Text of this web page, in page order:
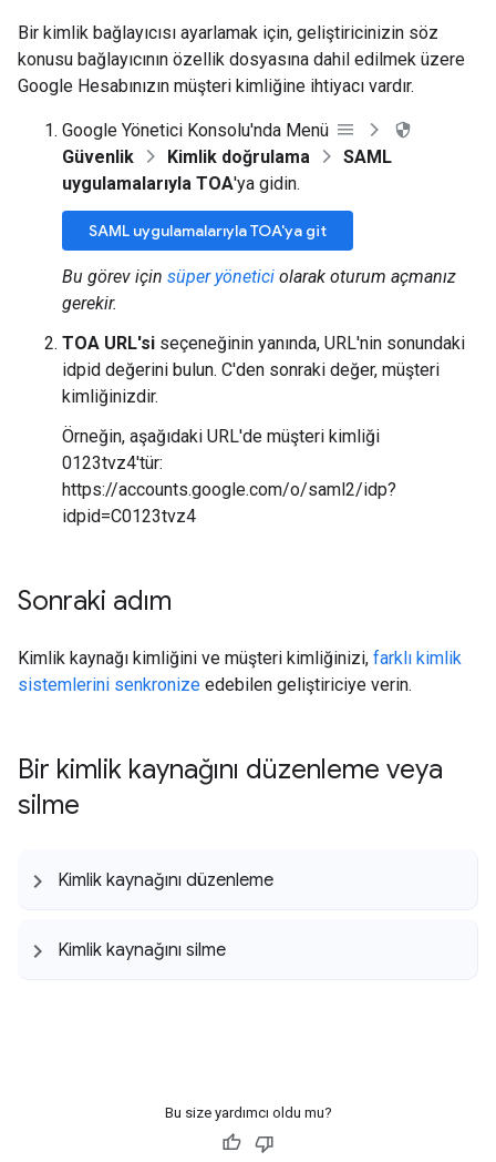
Bir kimlik bağlayıcısı ayarlamak için, geliştiricinizin söz
konusu bağlayıcının özellik dosyasına dahil edilmek üzere
Google Hesabınızın müşteri kimliğine ihtiyacı vardır.
Google Yönetici Konsolu'nda Menü
Güvenlik
Kimlik doğrulama
SAML
uygulamalarıyla TOA'ya gidin.
SAML uygulamalarıyla TOA'ya git
Bu görev için süper yönetici olarak oturum açmanız
gerekir.
TOA URL'si seçeneğinin yanında, URL'nin sonundaki
idpid değerini bulun. C'den sonraki değer, müşteri
kimliğinizdir.
Örneğin, aşağıdaki URL'de müşteri kimliği
0123tvz4'tür:
https://accounts.google.com/o/saml2/idp?
idpid=C0123tvz4
Sonraki adım
Kimlik kaynağı kimliğini ve müşteri kimliğinizi, farklı kimlik
sistemlerini senkronize edebilen geliştiriciye verin.
Bir kimlik kaynağını düzenleme veya
silme
Kimlik kaynağını düzenleme
Kimlik kaynağını silme
Bu size yardımcı oldu mu?